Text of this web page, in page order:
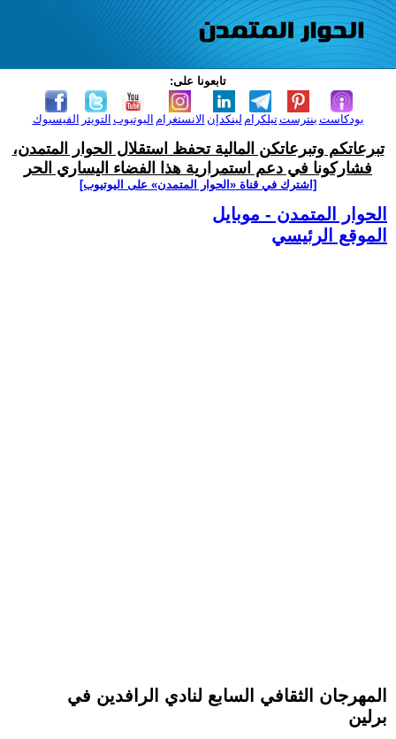
تابعونا على:
الفيسبوك التويتر اليوتيوب الانستغرام لينكدإن تيلكرامبنترست بودكاست
تبرعاتكم وتبرعاتكن المالية تحفظ استقلال الحوار المتمدن،
فشاركونا في دعم استمرارية هذا الفضاء اليساري الحر
[اشترك في قناة ‫«الحوار المتمدن» على اليوتيوب]
الحوار المتمدن - موبايل
الموقع الرئيسي
المهرجان الثقافي السابع لنادي الرافدين في
برلين